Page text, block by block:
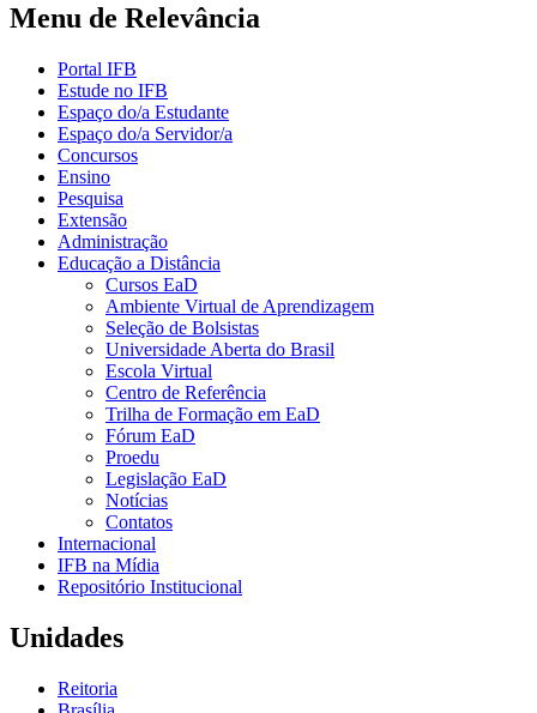
Menu de Relevância
Portal IFB
Estude no IFB
Espaço do/a Estudante
Espaço do/a Servidor/a
Concursos
Ensino
Pesquisa
Extensão
Administração
Educação a Distância
Cursos EaD
Ambiente Virtual de Aprendizagem
Seleção de Bolsistas
Universidade Aberta do Brasil
Escola Virtual
Centro de Referência
Trilha de Formação em EaD
Fórum EaD
Proedu
Legislação EaD
Notícias
Contatos
Internacional
IFB na Mídia
Repositório Institucional
Unidades
Reitoria